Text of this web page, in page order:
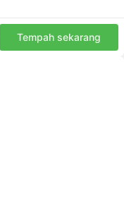
Tempah sekarang